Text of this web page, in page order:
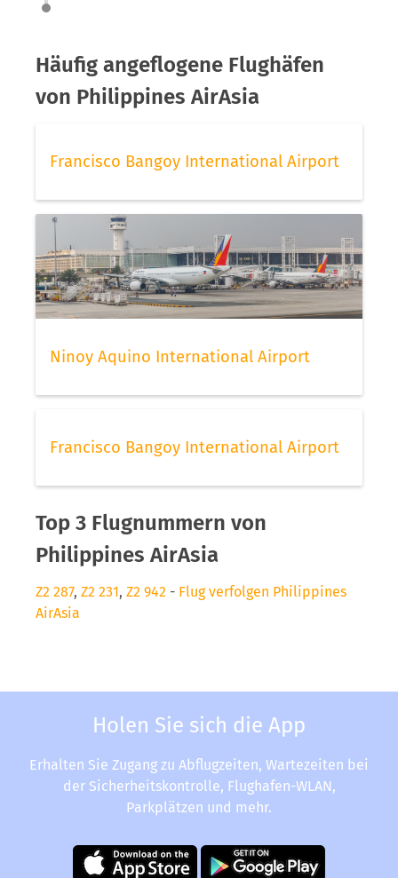
Häufig angeflogene Flughäfen
von Philippines AirAsia
Francisco Bangoy International Airport
Ninoy Aquino International Airport
Francisco Bangoy International Airport
Top 3 Flugnummern von
Philippines AirAsia
Z2 287, Z2 231, Z2 942 - Flug verfolgen Philippines
AirAsia
Holen Sie sich die App
Erhalten Sie Zugang zu Abflugzeiten, Wartezeiten bei
der Sicherheitskontrolle, Flughafen-WLAN,
Parkplätzen und mehr.